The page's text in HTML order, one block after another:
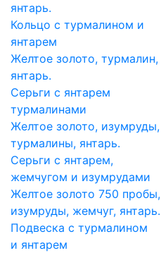
янтарь.
Кольцо с турмалином и
янтарем
Желтое золото, турмалин,
янтарь.
Серьги с янтарем
турмалинами
Желтое золото, изумруды,
турмалины, янтарь.
Серьги с янтарем,
жемчугом и изумрудами
Желтое золото 750 пробы,
изумруды, жемчуг, янтарь.
Подвеска с турмалином
и янтарем